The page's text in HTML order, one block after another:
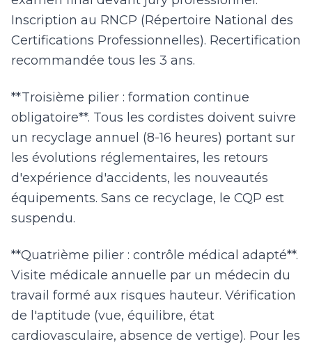
Inscription au RNCP (Répertoire National des
Certifications Professionnelles). Recertification
recommandée tous les 3 ans.
**Troisième pilier : formation continue
obligatoire**. Tous les cordistes doivent suivre
un recyclage annuel (8-16 heures) portant sur
les évolutions réglementaires, les retours
d'expérience d'accidents, les nouveautés
équipements. Sans ce recyclage, le CQP est
suspendu.
**Quatrième pilier : contrôle médical adapté**.
Visite médicale annuelle par un médecin du
travail formé aux risques hauteur. Vérification
de l'aptitude (vue, équilibre, état
cardiovasculaire, absence de vertige). Pour les